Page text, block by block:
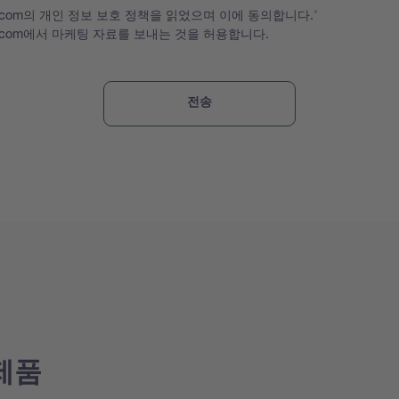
의 개인 정보 보호 정책을 읽었으며 이에 동의합니다.
에서 마케팅 자료를 보내는 것을 허용합니다.
품